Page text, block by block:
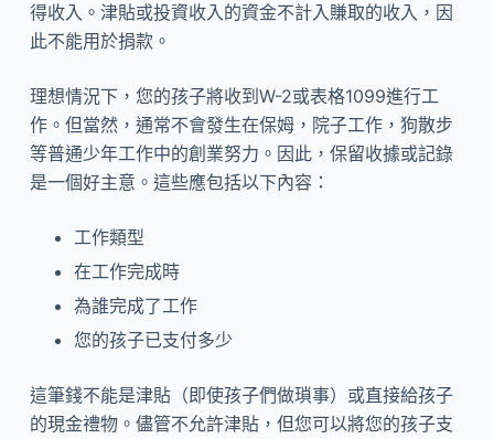
得收入。津貼或投資收入的資金不計入賺取的收入，因
此不能用於捐款。
理想情況下，您的孩子將收到W-2或表格1099進行工
作。但當然，通常不會發生在保姆，院子工作，狗散步
等普通少年工作中的創業努力。因此，保留收據或記錄
是一個好主意。這些應包括以下內容：
工作類型
在工作完成時
為誰完成了工作
您的孩子已支付多少
這筆錢不能是津貼（即使孩子們做瑣事）或直接給孩子
的現金禮物。儘管不允許津貼，但您可以將您的孩子支